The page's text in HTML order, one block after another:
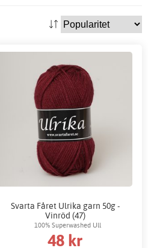
Svarta Fåret Ulrika garn 50g -
Vinröd (47)
100% Superwashed Ull
48 kr